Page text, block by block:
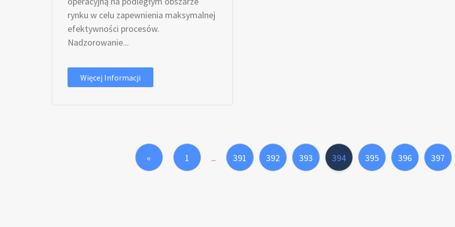
rynku w celu zapewnienia maksymalnej
efektywności procesów.
Nadzorowanie...
Więcej Informacji
« 1 ... 391 392 393 394 395 396 397